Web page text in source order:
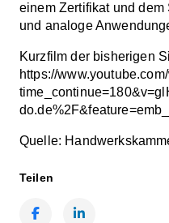
einem Zertifikat und
und analoge
Kurzfilm der bisherigen
https://
Quelle:
Teilen